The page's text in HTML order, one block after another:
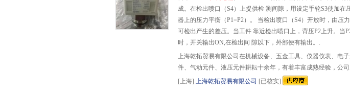
成。在检出喷口（S4）上提供检 测间隙，用设定手轮S3使加在
器上的压力平衡（P1=P2）。 当检出喷口（S4）开放时，由压
可检出产生的差压。当工件 靠近检出喷口上，背压P2上升。当
时，开关输出ON,在检出间 隙以下，外部便有输出。.
上海乾拓贸易有限公司在机械设备、五金工具、仪器仪表、电
件、气动元件、液压元件耕耘十余年，有着丰富成熟经验，公
[上海] 上海乾拓贸易有限公司 [已核实]